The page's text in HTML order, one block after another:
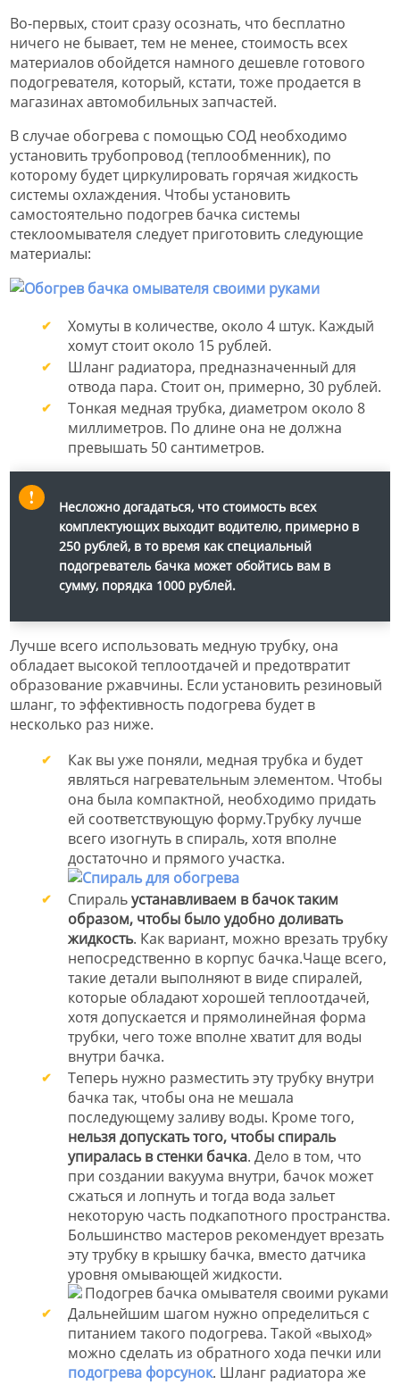
Во-первых, стоит сразу осознать, что бесплатно
ничего не бывает, тем не менее, стоимость всех
материалов обойдется намного дешевле готового
подогревателя, который, кстати, тоже продается в
магазинах автомобильных запчастей.
В случае обогрева с помощью СОД необходимо
установить трубопровод (теплообменник), по
которому будет циркулировать горячая жидкость
системы охлаждения. Чтобы установить
самостоятельно подогрев бачка системы
стеклоомывателя следует приготовить следующие
материалы:
Хомуты в количестве, около 4 штук. Каждый
хомут стоит около 15 рублей.
Шланг радиатора, предназначенный для
отвода пара. Стоит он, примерно, 30 рублей.
Тонкая медная трубка, диаметром около 8
миллиметров. По длине она не должна
превышать 50 сантиметров.
Несложно догадаться, что стоимость всех
комплектующих выходит водителю, примерно в
250 рублей, в то время как специальный
подогреватель бачка может обойтись вам в
сумму, порядка 1000 рублей.
Лучше всего использовать медную трубку, она
обладает высокой теплоотдачей и предотвратит
образование ржавчины. Если установить резиновый
шланг, то эффективность подогрева будет в
несколько раз ниже.
Как вы уже поняли, медная трубка и будет
являться нагревательным элементом. Чтобы
она была компактной, необходимо придать
ей соответствующую форму.Трубку лучше
всего изогнуть в спираль, хотя вполне
достаточно и прямого участка.
Спиральустанавливаем в бачок таким
образом, чтобы было удобно доливать
жидкость. Как вариант, можно врезать трубку
непосредственно в корпус бачка.Чаще всего,
такие детали выполняют в виде спиралей,
которые обладают хорошей теплоотдачей,
хотя допускается и прямолинейная форма
трубки, чего тоже вполне хватит для воды
внутри бачка.
Теперь нужно разместить эту трубку внутри
бачка так, чтобы она не мешала
последующему заливу воды. Кроме того,
нельзя допускать того, чтобы спираль
упиралась в стенки бачка. Дело в том, что
при создании вакуума внутри, бачок может
сжаться и лопнуть и тогда вода зальет
некоторую часть подкапотного пространства.
Большинство мастеров рекомендует врезать
эту трубку в крышку бачка, вместо датчика
уровня омывающей жидкости.
Дальнейшим шагом нужно определиться с
питанием такого подогрева. Такой «выход»
можно сделать из обратного хода печки или
подогрева форсунок. Шланг радиатора же